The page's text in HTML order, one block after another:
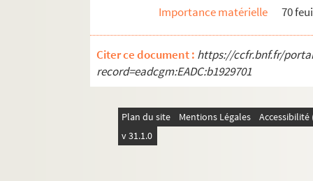
Importance matérielle
70
Citer ce document : https://ccfr.bnf.fr/
record=eadcgm:EADC:b1929701
Plan du site Mentions Légales
v 31.1.0